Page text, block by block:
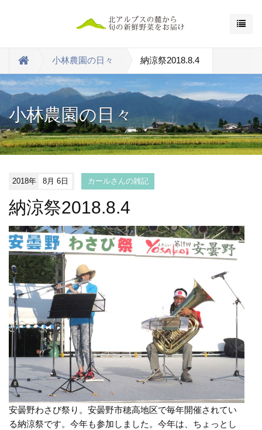
小林農園の日々 納涼祭2018.8.4
小林農園の日々
2018年 8月 6日 カールさんの雑記
納涼祭2018.8.4
安曇野わさび祭り。安曇野市穂高地区で毎年開催されてい
る納涼祭です。今年も参加しました。今年は、ちょっとし